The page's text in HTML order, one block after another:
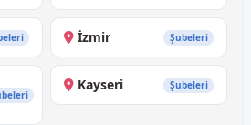
İzmir Şubeleri
Kayseri Şubeleri